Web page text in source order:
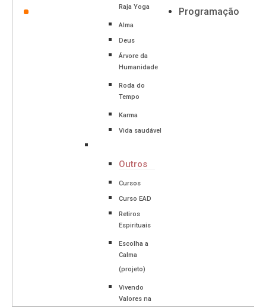
Raja Yoga
Alma
Deus
Árvore da
Humanidade
Roda do
Tempo
Karma
Vida saudável
Outros
Cursos
Curso EAD
Retiros
Espirituais
Escolha a
Calma
(projeto)
Vivendo
Valores na
Programação